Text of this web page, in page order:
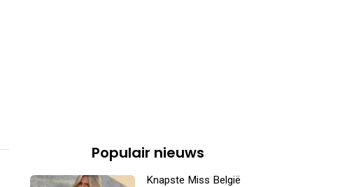
Populair nieuws
Knapste Miss België